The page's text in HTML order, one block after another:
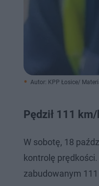
Autor: KPP Łosice/
Pędził 111
W sobotę, 18
kontrolę
zabudowanym